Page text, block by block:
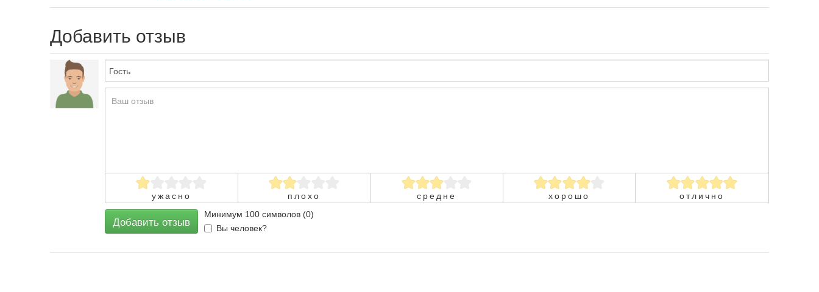
Добавить отзыв
ужасно плохо средне хорошо отлично
Добавить отзыв
Минимум 100 символов (0)
Вы человек?